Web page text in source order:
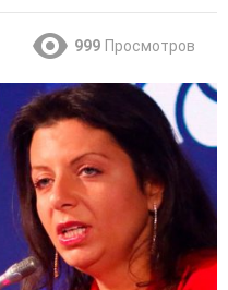
999 Просмотров